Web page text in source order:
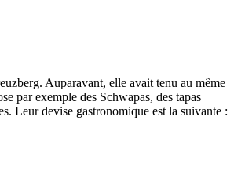
Auparavant, elle avait tenu au même
par exemple des Schwapas, des tapas
Leur devise gastronomique est la suivante :